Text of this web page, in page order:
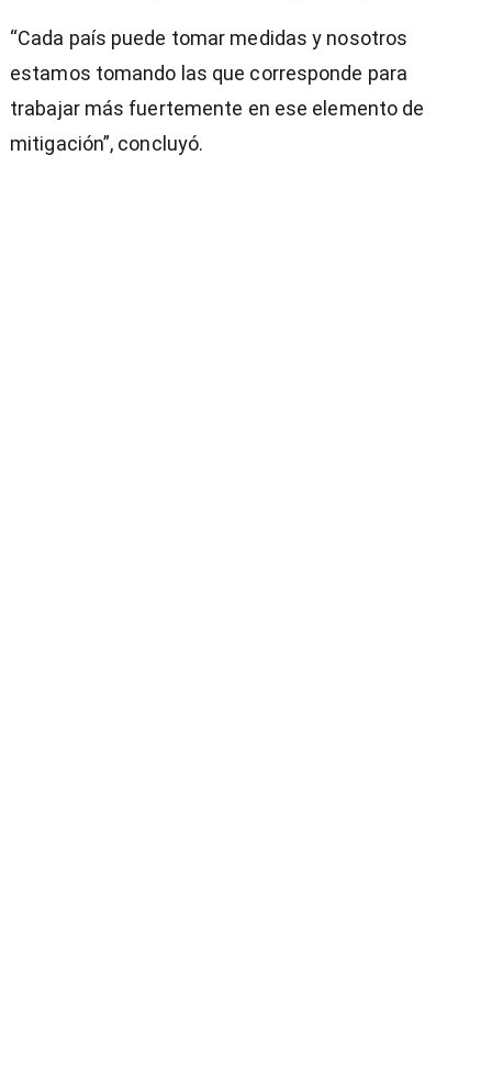
“Cada país puede tomar medidas y nosotros
estamos tomando las que corresponde para
trabajar más fuertemente en ese elemento de
mitigación”, concluyó.